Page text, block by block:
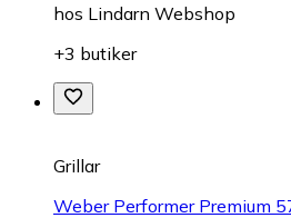
hos Lindarn Webshop
+3 butiker
Grillar
Weber Performer Premium